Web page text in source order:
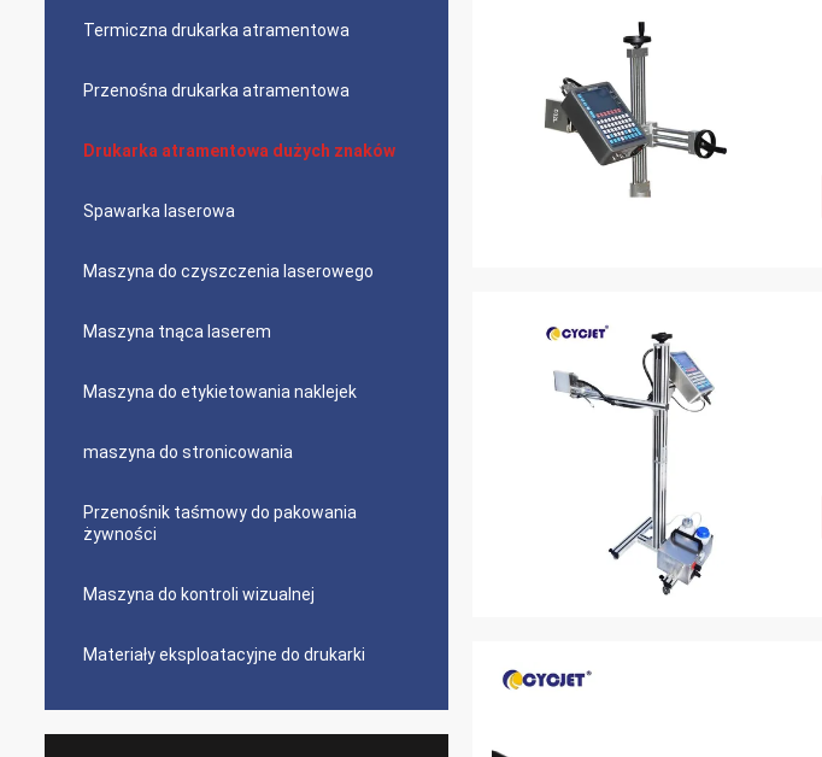
Termiczna drukarka atramentowa
Przenośna drukarka atramentowa
Drukarka atramentowa dużych znaków
Spawarka laserowa
Maszyna do czyszczenia laserowego
Maszyna tnąca laserem
Maszyna do etykietowania naklejek
maszyna do stronicowania
Przenośnik taśmowy do pakowania
żywności
Maszyna do kontroli wizualnej
Materiały eksploatacyjne do drukarki